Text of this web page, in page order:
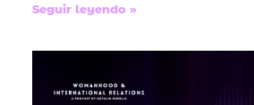
Seguir leyendo »